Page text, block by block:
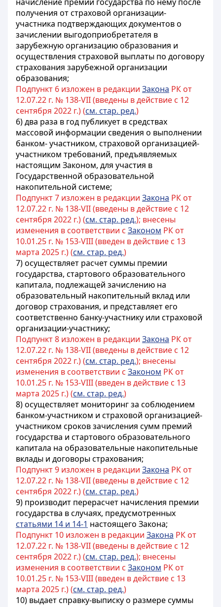
получения от страховой организации-
участника подтверждающих документов о
зачислении выгодоприобретателя в
зарубежную организацию образования и
осуществления страховой выплаты по договору
страхования зарубежной организации
образования;
Подпункт 6 изложен в редакции Закона РК от
12.07.22 г. № 138-VII (введены в действие с 12
сентября 2022 г.) (см. стар. ред.)
6)два раза в год публикует в средствах
массовой информации сведения о выполнении
банком- участником, страховой организацией-
участником требований, предъявляемых
настоящим Законом, для участия в
Государственной образовательной
накопительной системе;
Подпункт 7 изложен в редакции Закона РК от
12.07.22 г. № 138-VII (введены в действие с 12
сентября 2022 г.) (см. стар. ред.); внесены
изменения в соответствии с Законом РК от
10.01.25 г. № 153-VIII (введен в действие с 13
марта 2025 г.) (см. стар. ред.)
7)осуществляет расчет суммы премии
государства, стартового образовательного
капитала, подлежащей зачислению на
образовательный накопительный вклад или
договор страхования, и представляет его
соответственно банку-участнику или страховой
организации-участнику;
Подпункт 8 изложен в редакции Закона РК от
12.07.22 г. № 138-VII (введены в действие с 12
сентября 2022 г.) (см. стар. ред.); внесены
изменения в соответствии с Законом РК от
10.01.25 г. № 153-VIII (введен в действие с 13
марта 2025 г.) (см. стар. ред.)
8)осуществляет мониторинг за соблюдением
банком-участником и страховой организацией-
участником сроков зачисления сумм премий
государства и стартового образовательного
капитала на образовательные накопительные
вклады и договоры страхования;
Подпункт 9 изложен в редакции Закона РК от
12.07.22 г. № 138-VII (введены в действие с 12
сентября 2022 г.) (см. стар. ред.)
9) производит перерасчет начисления премии
государства в случаях, предусмотренных
статьями 14 и 14-1 настоящего Закона;
Подпункт 10 изложен в редакции Закона РК от
12.07.22 г. № 138-VII (введены в действие с 12
сентября 2022 г.) (см. стар. ред.); внесены
изменения в соответствии с Законом РК от
10.01.25 г. № 153-VIII (введен в действие с 13
марта 2025 г.) (см. стар. ред.)
10) выдает справку-выписку о размере суммы